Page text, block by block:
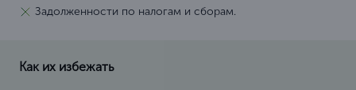
Задолженности по налогам и сборам.
Как их избежать